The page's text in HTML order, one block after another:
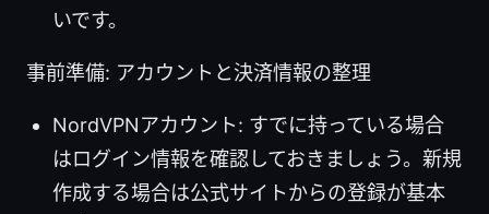
いです。
事前準備: アカウントと決済情報の整理
NordVPNアカウント: すでに持っている場合
はログイン情報を確認しておきましょう。新規
作成する場合は公式サイトからの登録が基本